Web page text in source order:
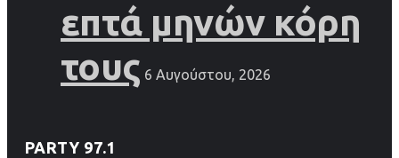
επτά μηνών κόρη
τους 6 Αυγούστου, 2026
PARTY 97.1